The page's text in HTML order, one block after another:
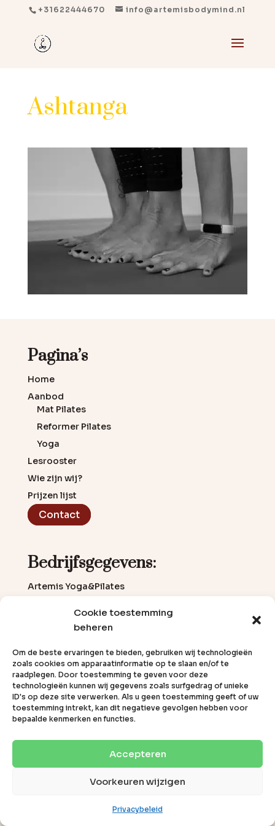
Cookie toestemming
beheren
Om de beste ervaringen te bieden, gebruiken wij technologieën
zoals cookies om apparaatinformatie op te slaan en/of te
raadplegen. Door toestemming te geven voor deze
technologieën kunnen wij gegevens zoals surfgedrag of unieke
ID's op deze site verwerken. Als u geen toestemming geeft of uw
toestemming intrekt, kan dit negatieve gevolgen hebben voor
bepaalde kenmerken en functies.
Accepteren
Voorkeuren wijzigen
Privacybeleid
+31622444670 info@artemisbodymind.nl
Ashtanga
Pagina’s
Home
Aanbod
Mat Pilates
Reformer Pilates
Yoga
Lesrooster
Wie zijn wij?
Prijzen lijst
Contact
Bedrijfsgegevens:
Artemis Yoga&Pilates
Kamerlingh Onneslaan 21a
3401 MZ IJsselstein
0622444670
artemisbodymind.nl
KVK: 74370855
websitesysteemBloom